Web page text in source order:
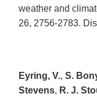
weather and
26, 2756-2783.
Eyring, V.,S.
Stevens, R. J.